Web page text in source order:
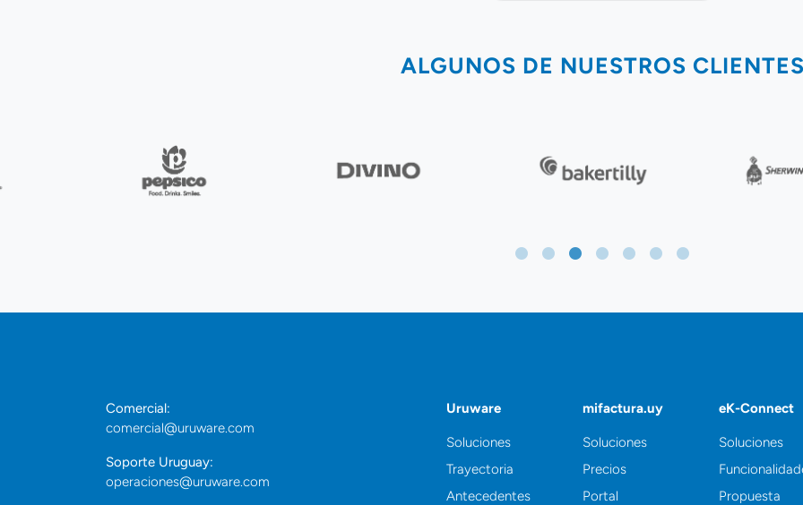
ALGUNOS DE NUESTROS
Comercial:
comercial@uruware.com
Soporte Uruguay:
operaciones@uruware.com
Uruware
Soluciones
Trayectoria
Antecedentes
mifactura.uy
Soluciones
Precios
Portal
eK-Connect
Soluciones
Propuesta